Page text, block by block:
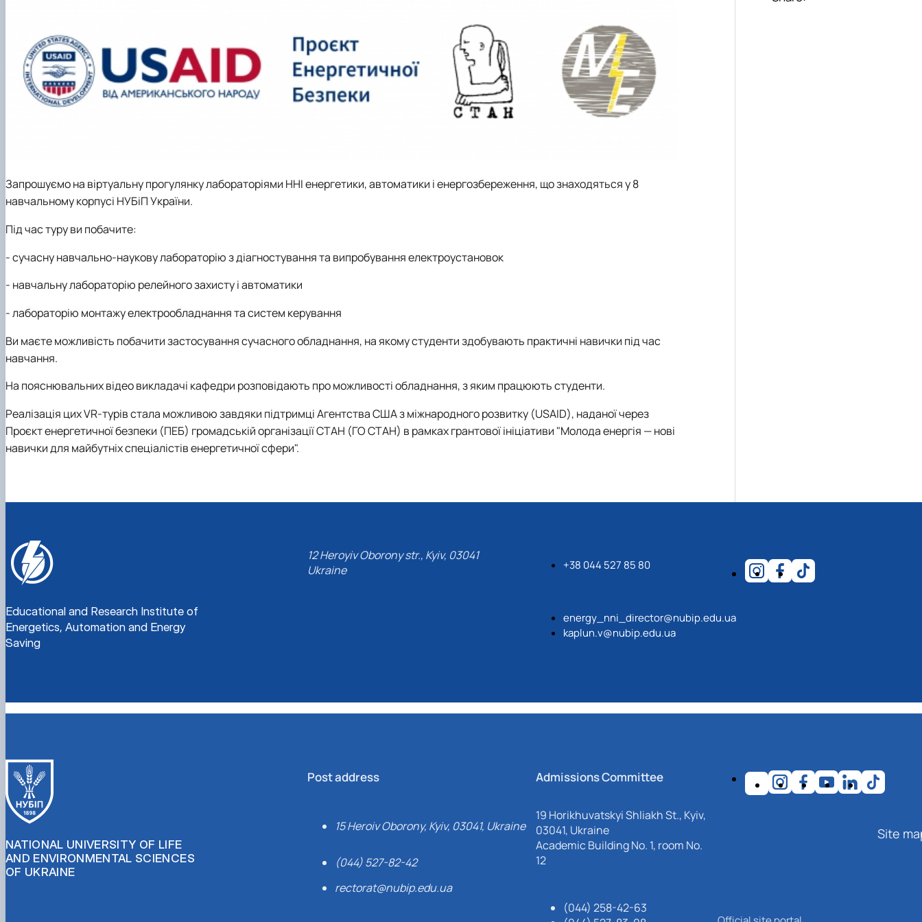
Student Senate
Science circles
Questionnaire
Скринька довіри
Запрошуємо на віртуальну прогулянку лабораторіями ННІ енергетики, автоматики і енергозбереження, що знаходяться у 8
навчальному корпусі НУБіП України.
Під час туру ви побачите:
- сучасну навчально-наукову лабораторію з діагностування та випробування електроустановок
- навчальну лабораторію релейного захисту і автоматики
- лабораторію монтажу електрообладнання та систем керування
Ви маєте можливість побачити застосування сучасного обладнання, на якому студенти здобувають практичні навички під час
навчання.
На пояснювальних відео викладачі кафедри розповідають про можливості обладнання, з яким працюють студенти.
Реалізація цих VR-турів стала можливою завдяки підтримці Агентства США з міжнародного розвитку (USAID), наданої через
Проєкт енергетичної безпеки (ПЕБ) громадській організації СТАН (ГО СТАН) в рамках грантової ініціативи "Молода енергія — нові
навички для майбутніх спеціалістів енергетичної сфери".
Educational and Research Institute of
Energetics, Automation and Energy
Saving
12 Heroyiv Oborony str., Kyiv, 03041
Ukraine
+38 044 527 85 80
energy_nni_director@nubip.edu.ua
kaplun.v@nubip.edu.ua
NATIONAL UNIVERSITY OF LIFE
AND ENVIRONMENTAL SCIENCES
OF UKRAINE
Post address
15 Heroiv Oborony, Kyiv, 03041, Ukraine
(044) 527-82-42
rectorat@nubip.edu.ua
Admissions Committee
19 Horikhuvatskyi Shliakh St., Kyiv,
03041, Ukraine
Academic Building No. 1, room No.
12
(044) 258-42-63
Site